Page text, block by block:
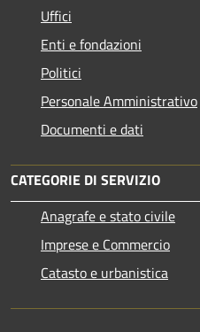
Uffici
Enti e fondazioni
Politici
Personale Amministrativo
Documenti e dati
CATEGORIE DI SERVIZIO
Anagrafe e stato civile
Imprese e Commercio
Catasto e urbanistica